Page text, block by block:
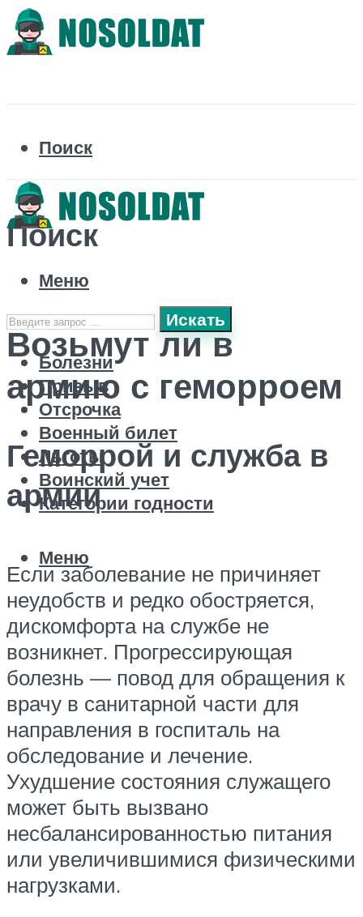
Поиск
Поиск
Искать
Болезни
Призыв
Отсрочка
Военный билет
Льготы
Воинский учет
Категории годности
Меню
Меню
Возьмут ли в
армию с геморроем
Геморрой и служба в
армии
Если заболевание не причиняет
неудобств и редко обостряется,
дискомфорта на службе не
возникнет. Прогрессирующая
болезнь — повод для обращения к
врачу в санитарной части для
направления в госпиталь на
обследование и лечение.
Ухудшение состояния служащего
может быть вызвано
несбалансированностью питания
или увеличившимися физическими
нагрузками.